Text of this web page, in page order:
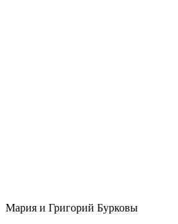
Мария и Григорий Бурковы